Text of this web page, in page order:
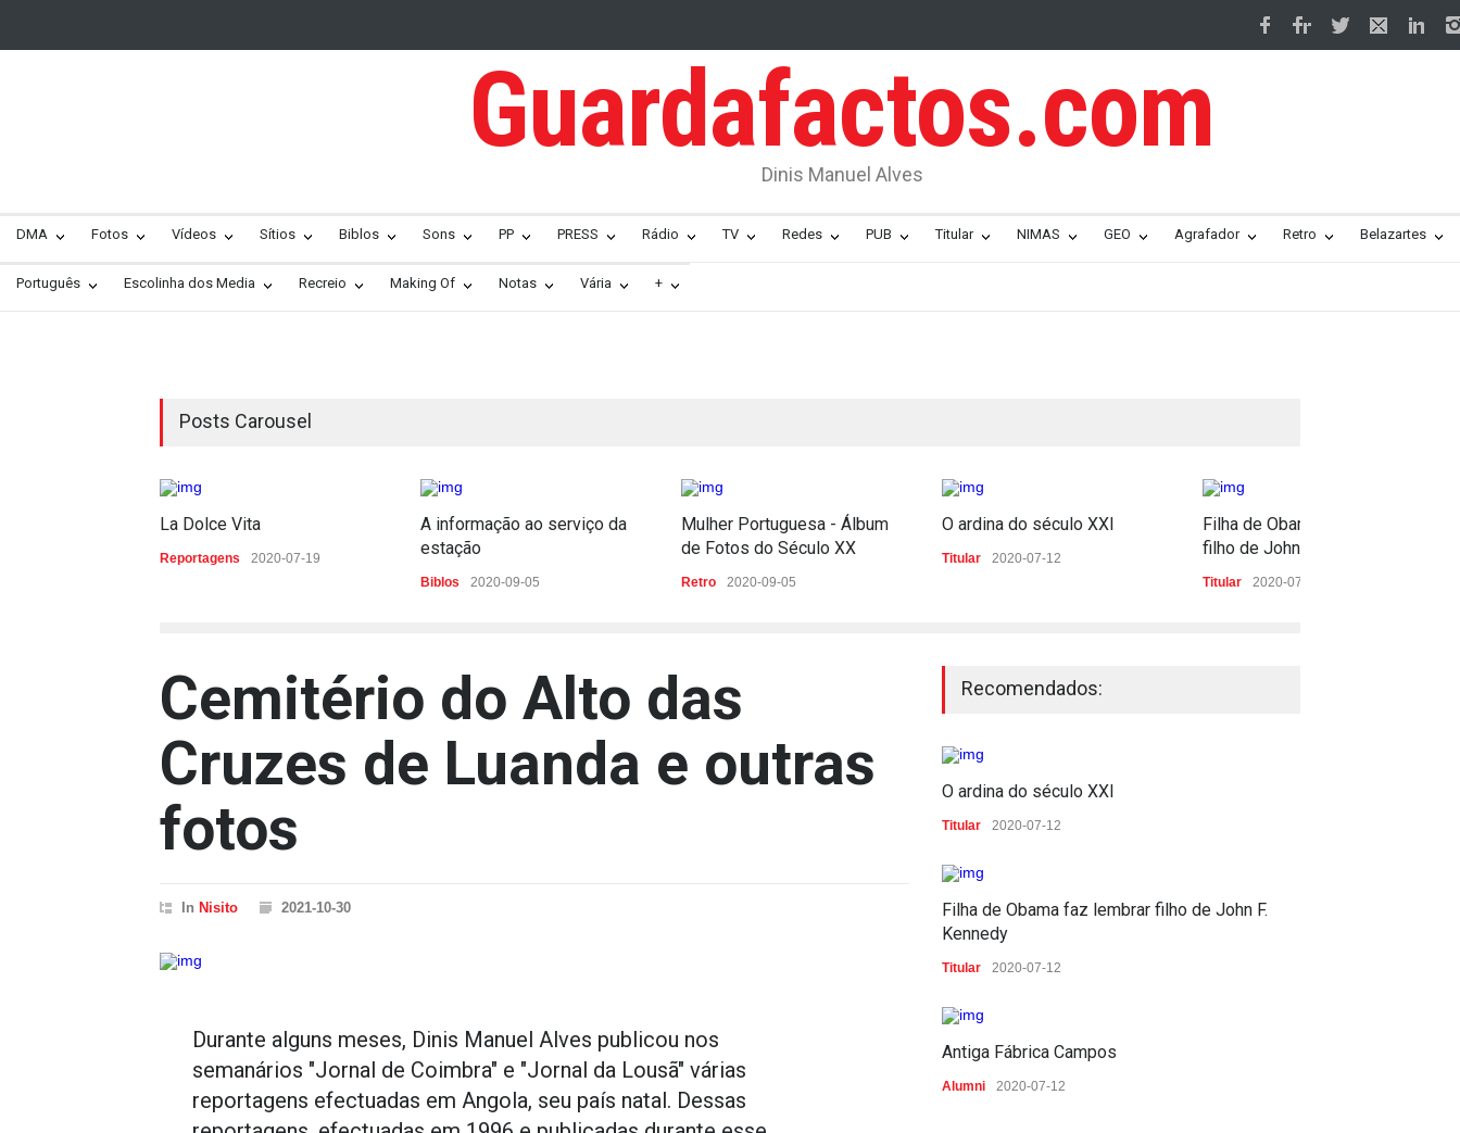
Guardafactos.com
Dinis Manuel Alves
DMA Fotos Vídeos Sítios Biblos Sons PP PRESS Rádio TV Redes PUB Titular NIMAS GEO Agrafador Retro Belazartes
Português Escolinha dos Media Recreio Making Of Notas Vária +
Posts Carousel
La Dolce Vita
Reportagens 2020-07-19
A informação ao serviço da
estação
Biblos 2020-09-05
Mulher Portuguesa - Álbum
de Fotos do Século XX
Retro 2020-09-05
O ardina do século XXI
Titular 2020-07-12
Filha de Obama faz lembrar
filho de John F. Kennedy
Titular 2020-07-12
Cemitério do Alto das
Cruzes de Luanda e outras
fotos
In Nisito 2021-10-30
Durante alguns meses, Dinis Manuel Alves publicou nos
semanários "Jornal de Coimbra" e "Jornal da Lousã" várias
reportagens efectuadas em Angola, seu país natal. Dessas
Recomendados:
O ardina do século XXI
Titular 2020-07-12
Filha de Obama faz lembrar filho de John F.
Kennedy
Titular 2020-07-12
Antiga Fábrica Campos
Alumni 2020-07-12